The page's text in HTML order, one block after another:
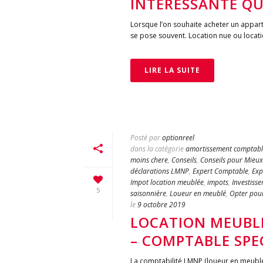
Lorsque l’on souhaite acheter un
se pose souvent. Location nue ou
LIRE LA SUITE
5
Posté paroptionreel
dans la catégorieamortissement
moins chere, Conseils, Conseils pour
déclarations LMNP, Expert Comptable,
Impot location meublée, impots,
saisonnière, Loueur en meublé, Opter
le9 octobre 2019
LOCATION
– COMPTABLE
La comptabilité LMNP (loueur en